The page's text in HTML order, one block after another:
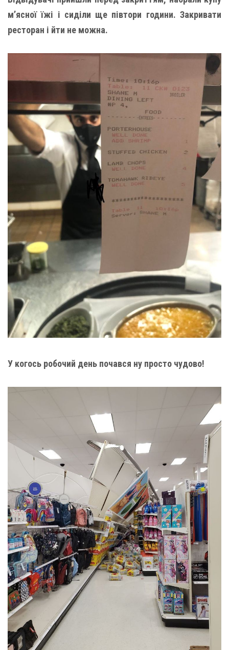
м’ясної їжі і сиділи ще півтори години. Закривати
ресторан і йти не можна.
У когось робочий день почався ну просто чудово!